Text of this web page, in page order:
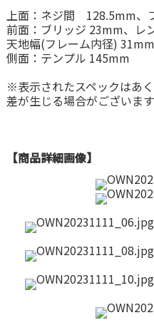
上面：ネジ間 128.5mm、
前面：ブリッジ 23mm、レ
天地幅(フレーム内径) 31mm
側面：テンプル 145mm
※表示されたスペックはあ
差が生じる場合がございま
【商品詳細画像】